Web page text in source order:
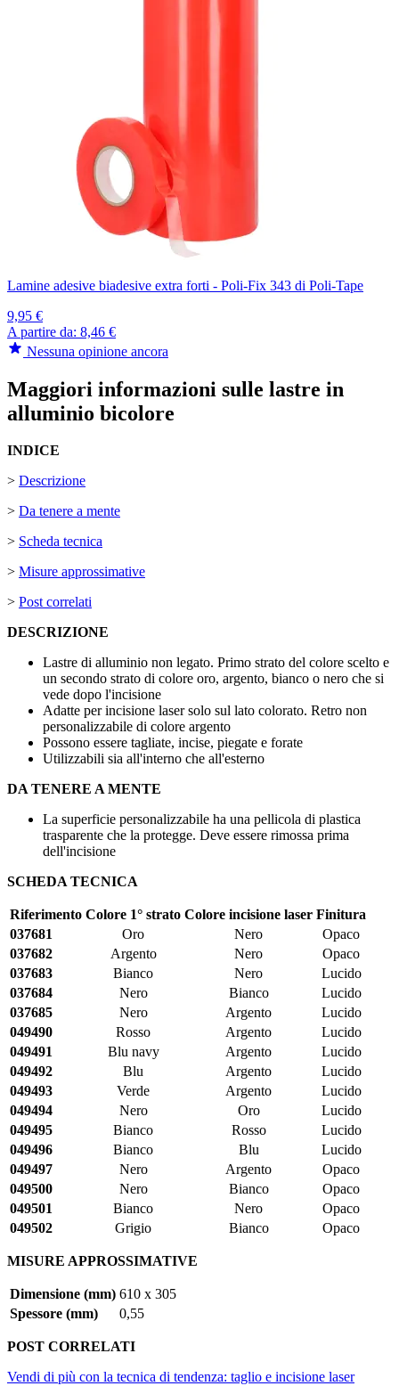
Lamine adesive biadesive extra forti - Poli-Fix 343 di Poli-Tape
9,95 €
A partire da: 8,46 €
Nessuna opinione ancora
Maggiori informazioni sulle lastre in
alluminio bicolore
INDICE
> Descrizione
> Da tenere a mente
> Scheda tecnica
> Misure approssimative
> Post correlati
DESCRIZIONE
Lastre di alluminio non legato. Primo strato del colore scelto e
un secondo strato di colore oro, argento, bianco o nero che si
vede dopo l'incisione
Adatte per incisione laser solo sul lato colorato. Retro non
personalizzabile di colore argento
Possono essere tagliate, incise, piegate e forate
Utilizzabili sia all'interno che all'esterno
DA TENERE A MENTE
La superficie personalizzabile ha una pellicola di plastica
trasparente che la protegge. Deve essere rimossa prima
dell'incisione
SCHEDA TECNICA
Riferimento Colore 1° strato Colore incisione laser Finitura
037681
Oro Nero
Opaco
037682
Argento Nero
Opaco
037683
Bianco Nero
Lucido
037684
Nero Bianco
Lucido
037685
Nero Argento
Lucido
049490
Rosso Argento
Lucido
049491
Blu navy Argento
Lucido
049492
Blu Argento
Lucido
049493
Verde Argento
Lucido
049494
Nero Oro
Lucido
049495
Bianco Rosso
Lucido
049496
Bianco Blu
Lucido
049497
Nero Argento
Opaco
049500
Nero Bianco
Opaco
049501
Bianco Nero
Opaco
049502
Grigio Bianco Opaco
MISURE APPROSSIMATIVE
Dimensione (mm) 610 x 305
Spessore (mm)
0,55
POST CORRELATI
Vendi di più con la tecnica di tendenza: taglio e incisione laser